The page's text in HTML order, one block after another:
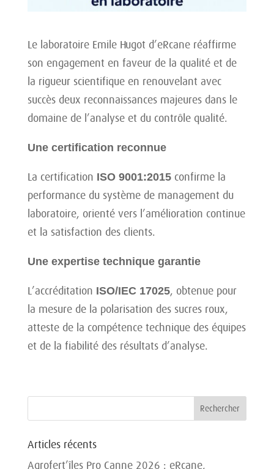
Le laboratoire Emile Hugot d’eRcane réaffirme
son engagement en faveur de la qualité et de
la rigueur scientifique en renouvelant avec
succès deux reconnaissances majeures dans le
domaine de l’analyse et du contrôle qualité.
Une certification reconnue
La certification ISO 9001:2015confirme la
performance du système de management du
laboratoire, orienté vers l’amélioration continue
et la satisfaction des clients.
Une expertise technique garantie
L’accréditation ISO/IEC 17025, obtenue pour
la mesure de la polarisation des sucres roux,
atteste de la compétence technique des équipes
et de la fiabilité des résultats d’analyse.
Articles récents
Agrofert’îles Pro Canne 2026 : eRcane,